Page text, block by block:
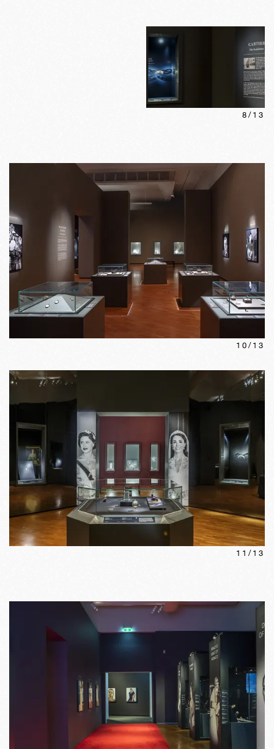
8/ 13
10/ 13
11/ 13